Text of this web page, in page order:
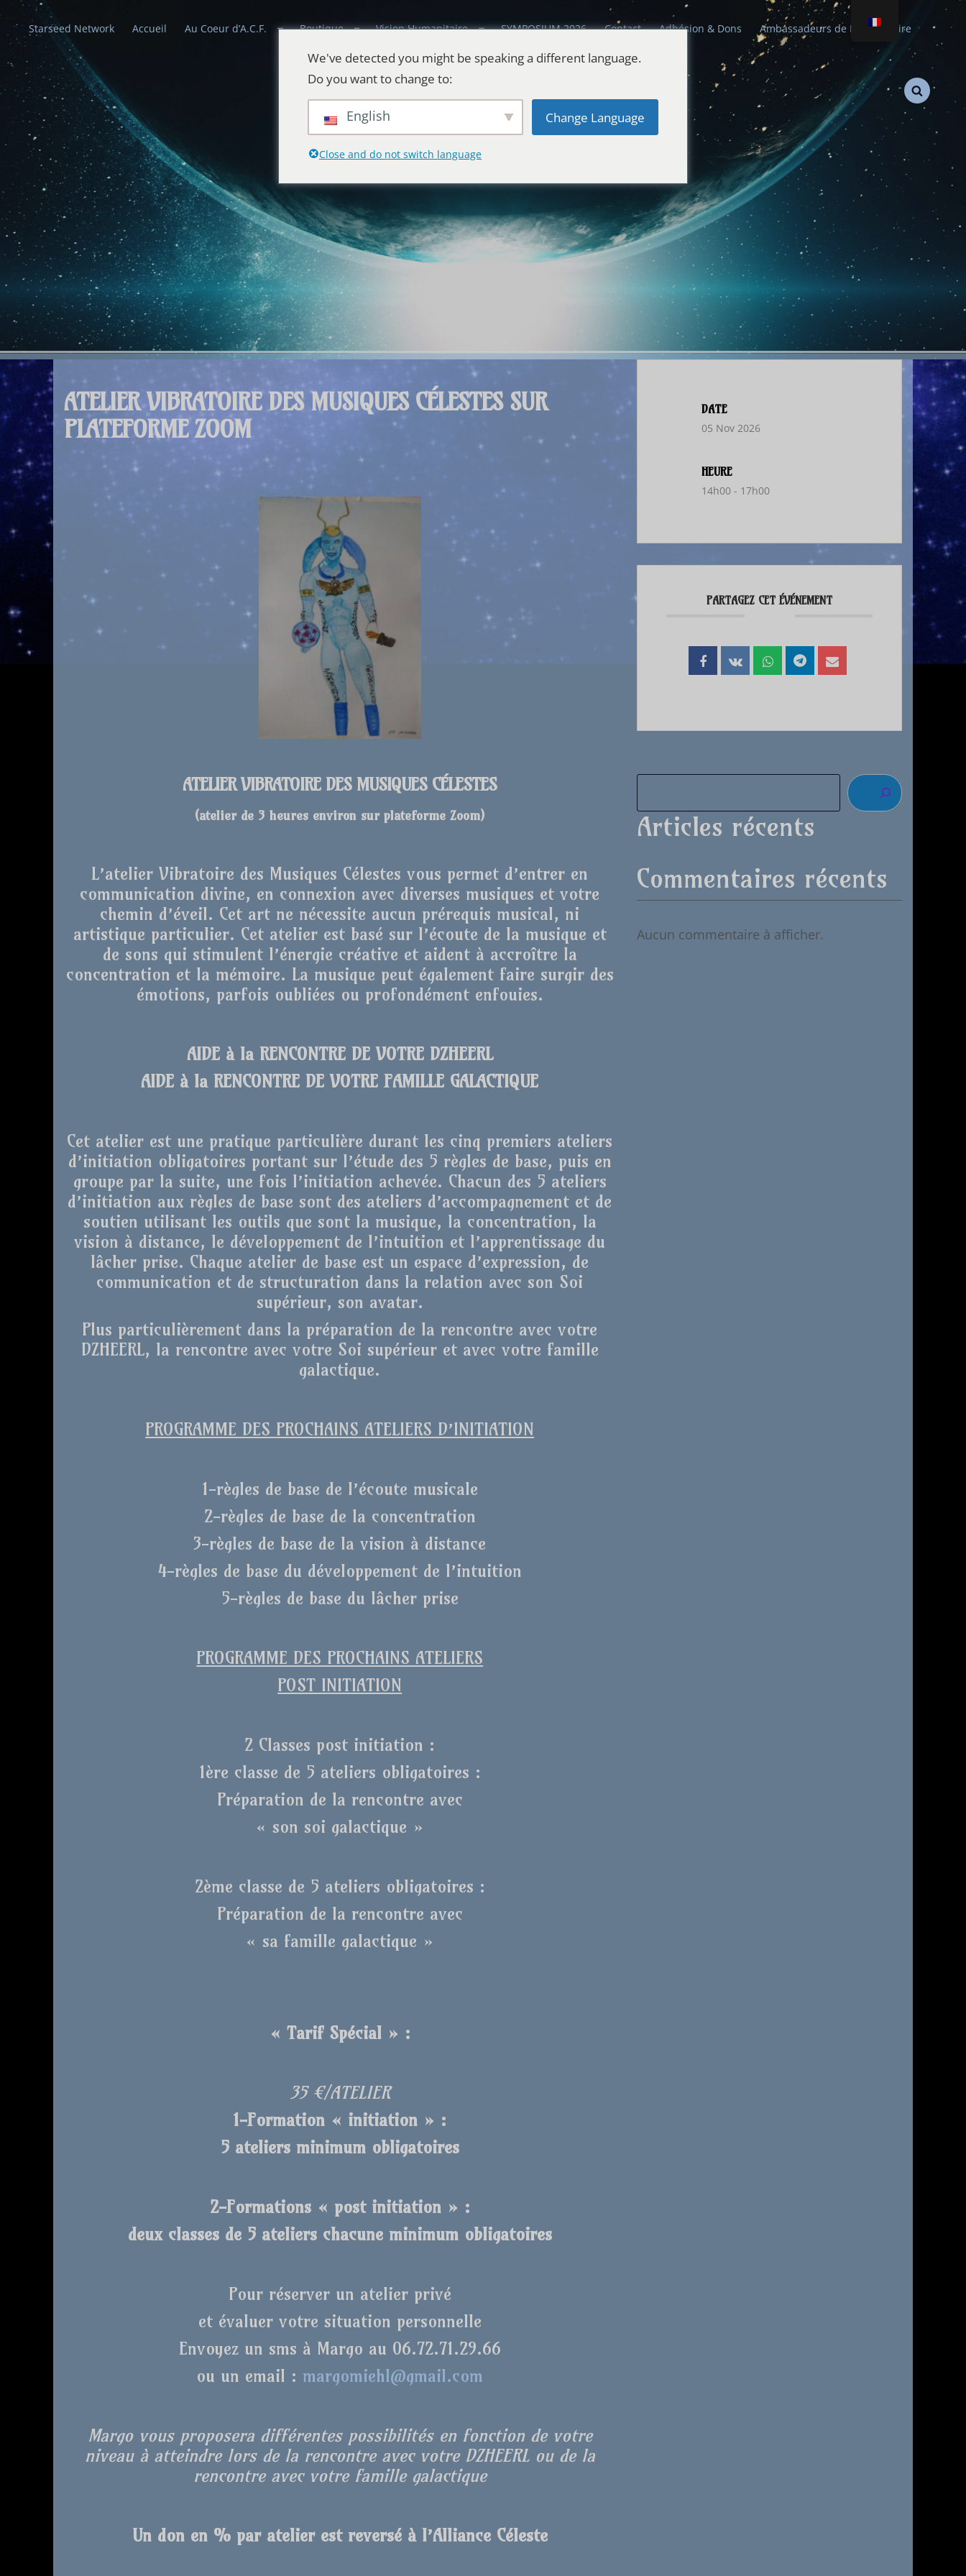
Starseed Network Accueil Au Coeur d’A.C.F. Boutique Vision Humanitaire SYMPOSIUM 2026 Contact Adhésion & Dons Ambassadeurs de Paix Stellaire
Alliances Célestes
Que la paix prévale sur la Terre et dans l'Univers
ATELIER VIBRATOIRE DES MUSIQUES CÉLESTES SUR
PLATEFORME ZOOM
ATELIER VIBRATOIRE DES MUSIQUES CÉLESTES
(atelier de 3 heures environ sur plateforme Zoom)
L’atelier Vibratoire des Musiques Célestes vous permet d’entrer en
communication divine, en connexion avec diverses musiques et votre
chemin d’éveil. Cet art ne nécessite aucun prérequis musical, ni
artistique particulier. Cet atelier est basé sur l’écoute de la musique et
de sons qui stimulent l’énergie créative et aident à accroître la
concentration et la mémoire. La musique peut également faire surgir des
émotions, parfois oubliées ou profondément enfouies.
AIDE à la RENCONTRE DE VOTRE DZHEERL
AIDE à la RENCONTRE DE VOTRE FAMILLE GALACTIQUE
Cet atelier est une pratique particulière durant les cinq premiers ateliers
d’initiation obligatoires portant sur l’étude des 5 règles de base, puis en
groupe par la suite, une fois l’initiation achevée. Chacun des 5 ateliers
d’initiation aux règles de base sont des ateliers d’accompagnement et de
soutien utilisant les outils que sont la musique, la concentration, la
vision à distance, le développement de l’intuition et l’apprentissage du
lâcher prise. Chaque atelier de base est un espace d’expression, de
communication et de structuration dans la relation avec son Soi
supérieur, son avatar.
Plus particulièrement dans la préparation de la rencontre avec votre
DZHEERL, la rencontre avec votre Soi supérieur et avec votre famille
galactique.
PROGRAMME DES PROCHAINS ATELIERS D’INITIATION
1-règles de base de l’écoute musicale
2-règles de base de la concentration
3-règles de base de la vision à distance
4-règles de base du développement de l’intuition
5-règles de base du lâcher prise
PROGRAMME DES PROCHAINS ATELIERS
POST INITIATION
2 Classes post initiation :
1ère classe de 5 ateliers obligatoires :
Préparation de la rencontre avec
« son soi galactique »
2ème classe de 5 ateliers obligatoires :
Préparation de la rencontre avec
« sa famille galactique »
« Tarif Spécial » :
35 €/ATELIER
1-Formation « initiation » :
5 ateliers minimum obligatoires
2-Formations « post initiation » :
deux classes de 5 ateliers chacune minimum obligatoires
Pour réserver un atelier privé
et évaluer votre situation personnelle
Envoyez un sms à Margo au 06.72.71.29.66
ou un email : margomiehl@gmail.com
Margo vous proposera différentes possibilités en fonction de votre
niveau à atteindre lors de la rencontre avec votre DZHEERL ou de la
rencontre avec votre famille galactique
Un don en % par atelier est reversé à l’Alliance Céleste
DATE
05 Nov 2026
HEURE
14h00 - 17h00
PARTAGEZ CET ÉVÉNEMENT
Articles récents
Commentaires récents
Aucun commentaire à afficher.
We've detected you might be speaking a different language.
Do you want to change to:
English Change Language
Close and do not switch language